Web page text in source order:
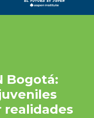
Bogotá:
realidades